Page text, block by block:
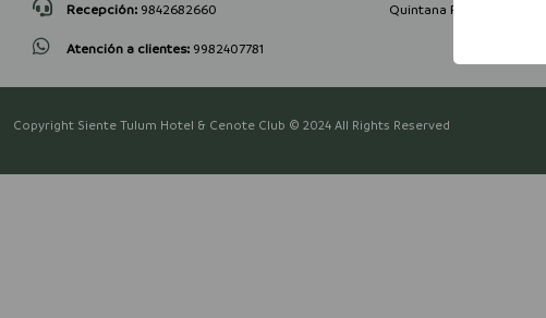
Recepción: 9842682660
Atención a clientes: 9982407781
Quintana Roo, Mexico
Copyright Siente Tulum Hotel & Cenote Club © 2024 All Rights Reserved